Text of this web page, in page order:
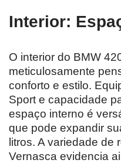
Interior:
O interior do BMW
meticulosamente
conforto e estilo.
Sport e capacidade
espaço interno é
que pode expandir
litros. A variedade de
Vernasca evidencia